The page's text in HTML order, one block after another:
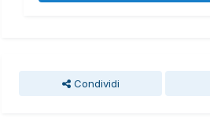
Condividi